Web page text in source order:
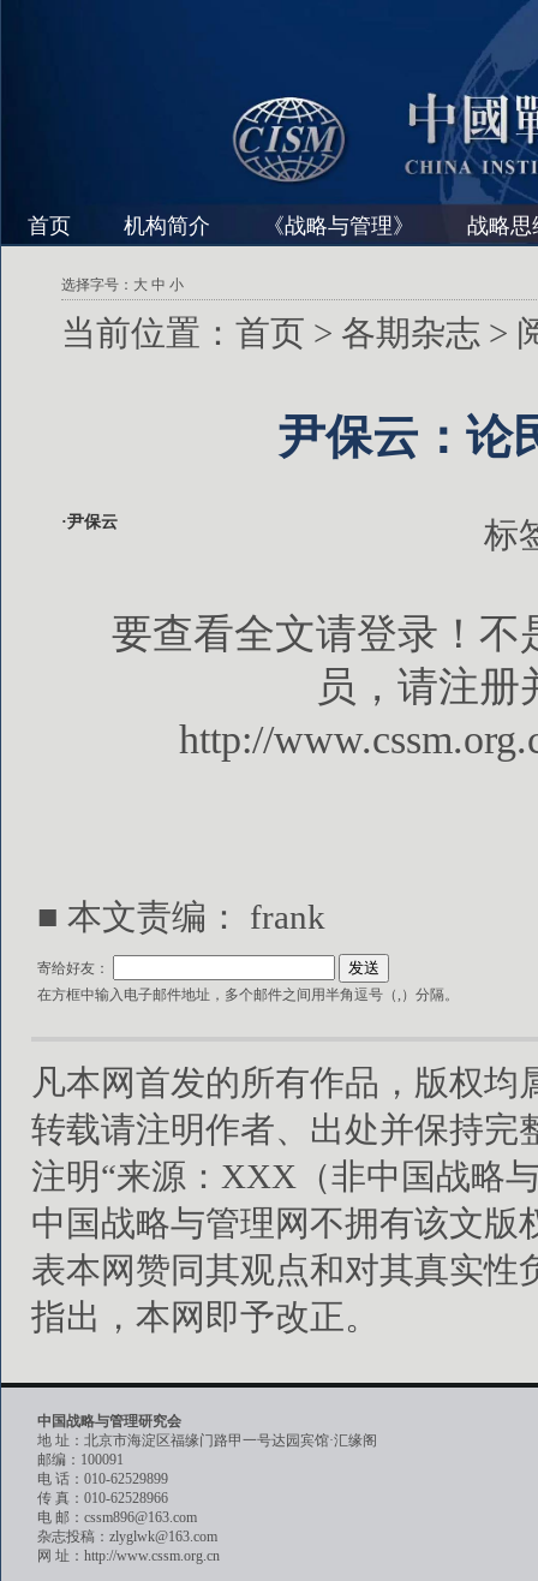
首页 机构简介 《战略与管理》 战略思
选择字号： 大 中 小
当前位置： 首页 > 各期杂志 >
尹保云：论
·尹保云 标
要查看全文请登录！不
员，请注册
http://
■ 本文责编： frank
寄给好友：
在方框中输入电子邮件地址，多个邮件之间用半角逗号（,）分隔。
凡本网首发的所有作品，版权
转载请注明作者、出处并保持完
注明“来源：XXX（非中国战略
中国战略与管理网不拥有该文
表本网赞同其观点和对其真实
指出，本网即予改正。
中国战略与管理研究会
地 址：北京市海淀区福缘门路甲一号达园宾馆·汇缘阁
邮编：100091
电 话：010-62529899
传 真：010-62528966
电 邮：cssm896@163.com
杂志投稿：zlyglwk@163.com
网 址：http://www.cssm.org.cn